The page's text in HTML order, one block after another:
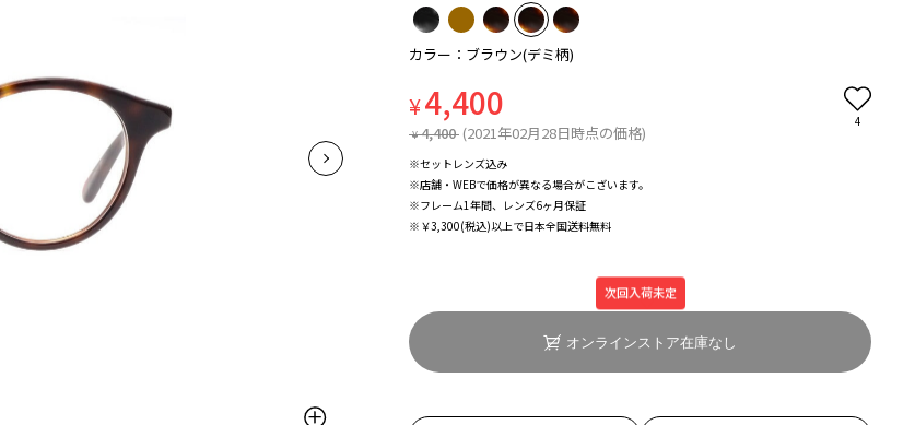
カラー：ブラウン(デミ柄)
¥4,400
¥ 4,400 (2021年02月28日時点の価格)
4
※セットレンズ込み
※店舗・WEBで価格が異なる場合がこざいます。
※フレーム1年間、レンズ6ヶ月保証
※￥3,300(税込)以上で日本全国送料無料
次回入荷未定
オンラインストア在庫なし